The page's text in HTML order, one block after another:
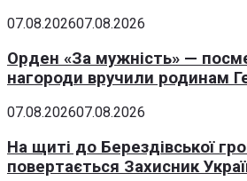
07.08.202607.08.2026
Орден «За мужність» —
нагороди вручили родинам
07.08.202607.08.2026
На щиті до Берездівської
повертається Захисник